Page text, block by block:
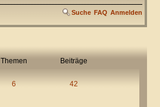
Suche FAQ Anmelden
Themen Beiträge
6 42